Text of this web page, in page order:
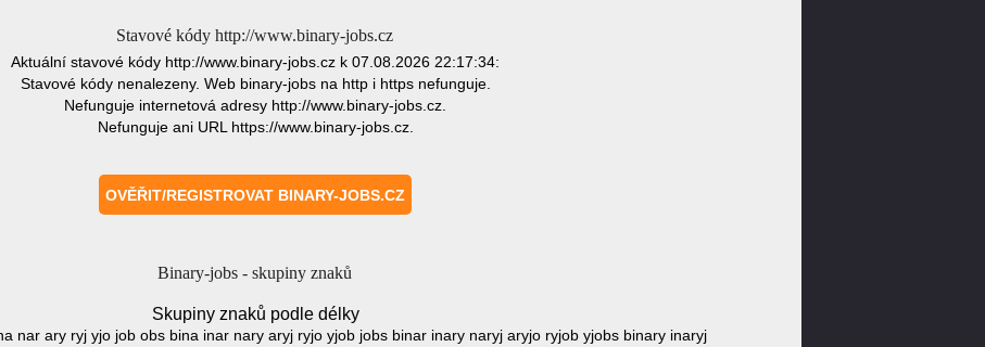
Stavové kódy http://www.binary-jobs.cz
Aktuální stavové kódy http://www.binary-jobs.cz k 07.08.2026 22:17:34:
Stavové kódy nenalezeny. Web binary-jobs na http i https nefunguje.
Nefunguje internetová adresy http://www.binary-jobs.cz.
Nefunguje ani URL https://www.binary-jobs.cz.
Binary-jobs - skupiny znaků
Skupiny znaků podle délky
nar ary ryj yjo job obs bina inar nary aryj ryjo yjob jobs binar inary naryj aryjo ryjob yjobs binary inaryj